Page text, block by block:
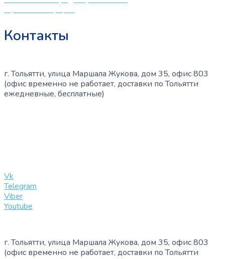
Публичная оферта
Контакты
г. Тольятти, улица Маршала Жукова, дом 35, офис 803
(офис временно не работает, доставки по Тольятти
ежедневные, бесплатные)
Vk
Telegram
Viber
Youtube
г. Тольятти, улица Маршала Жукова, дом 35, офис 803
(офис временно не работает, доставки по Тольятти